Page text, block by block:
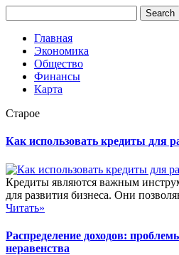
Главная
Экономика
Общество
Финансы
Карта
Старое
Как использовать кредиты для
Кредиты являются важным
для развития бизнеса. Они
Читать»
Распределение доходов:
неравенства